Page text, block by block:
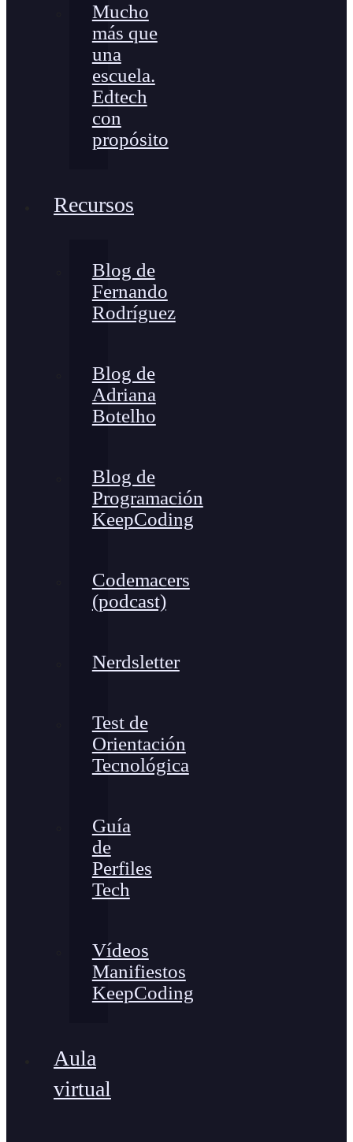
Mucho
más que
una
escuela.
Edtech
con
propósito
Recursos
Blog de
Fernando
Rodríguez
Blog de
Adriana
Botelho
Blog de
Programación
KeepCoding
Codemacers
(podcast)
Nerdsletter
Test de
Orientación
Tecnológica
Guía
de
Perfiles
Tech
Vídeos
Manifiestos
KeepCoding
Aula
virtual